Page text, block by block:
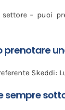
settore – puoi
prenotare
Skeddi:
sempre